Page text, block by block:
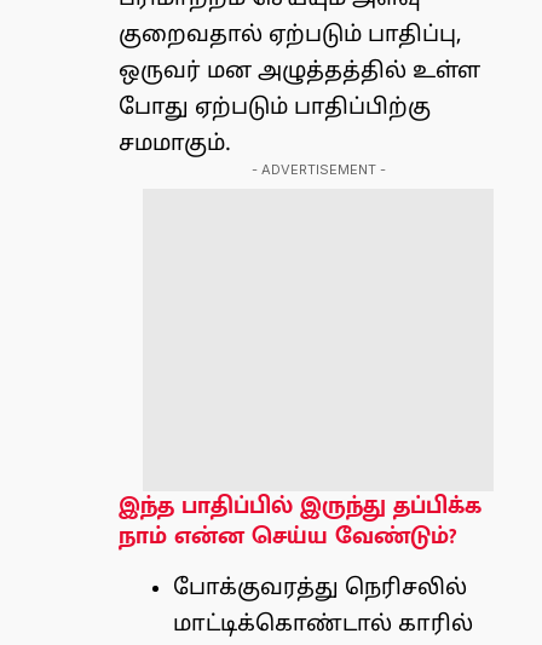
குறைவதால் ஏற்படும் பாதிப்பு,
ஒருவர் மன அழுத்தத்தில் உள்ள
போது ஏற்படும் பாதிப்பிற்கு
சமமாகும்.
- ADVERTISEMENT -
இந்த பாதிப்பில் இருந்து தப்பிக்க
நாம் என்ன செய்ய வேண்டும்?
போக்குவரத்து நெரிசலில்
மாட்டிக்கொண்டால் காரில்